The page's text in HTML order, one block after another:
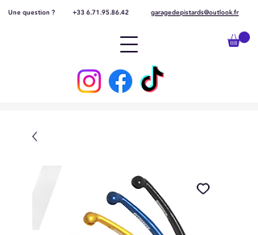
Une question ? +33 6.71.95.86.42 garagedepistards@outlook.fr